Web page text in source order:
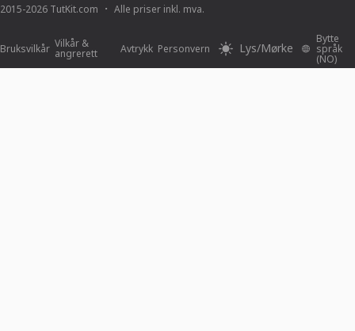
2015-2026 TutKit.com Alle priser inkl. mva.
Bruksvilkår Vilkår &
angrerett Avtrykk Personvern Lys/Mørke
Bytte
språk
(NO)